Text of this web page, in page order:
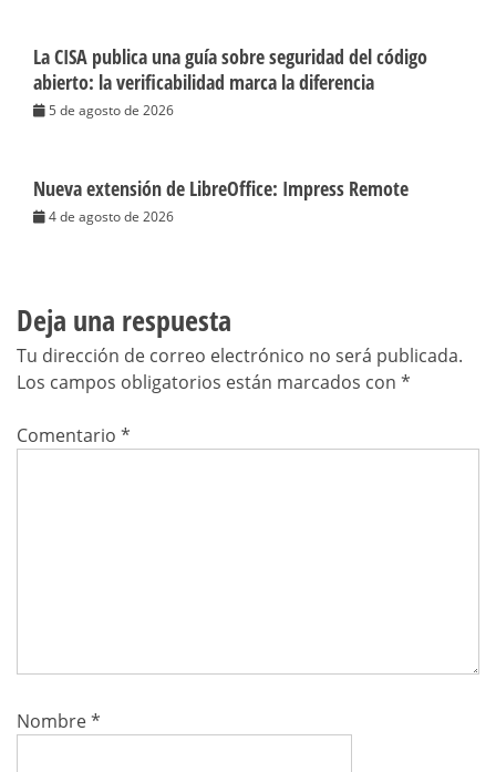
La CISA publica una guía sobre seguridad del código
abierto: la verificabilidad marca la diferencia
5 de agosto de 2026
Nueva extensión de LibreOffice: Impress Remote
4 de agosto de 2026
Deja una respuesta
Tu dirección de correo electrónico no será publicada.
Los campos obligatorios están marcados con *
Comentario *
Nombre*